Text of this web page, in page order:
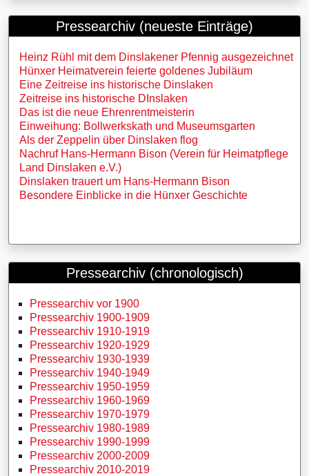
Pressearchiv (neueste Einträge)
Heinz Rühl mit dem Dinslakener Pfennig ausgezeichnet
Hünxer Heimatverein feierte goldenes Jubiläum
Eine Zeitreise ins historische Dinslaken
Zeitreise ins historische DInslaken
Das ist die neue Ehrenrentmeisterin
Einweihung: Bollwerkskath und Museumsgarten
Als der Zeppelin über Dinslaken flog
Nachruf Hans-Hermann Bison (Verein für Heimatpflege
Land Dinslaken e.V.)
Dinslaken trauert um Hans-Hermann Bison
Besondere Einblicke in die Hünxer Geschichte
Pressearchiv (chronologisch)
Pressearchiv vor 1900
Pressearchiv 1900-1909
Pressearchiv 1910-1919
Pressearchiv 1920-1929
Pressearchiv 1930-1939
Pressearchiv 1940-1949
Pressearchiv 1950-1959
Pressearchiv 1960-1969
Pressearchiv 1970-1979
Pressearchiv 1980-1989
Pressearchiv 1990-1999
Pressearchiv 2000-2009
Pressearchiv 2010-2019